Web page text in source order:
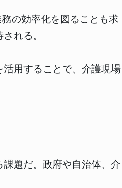
の効率化を図ることも求
れる。
用することで、介護現場
題だ。政府や自治体、介